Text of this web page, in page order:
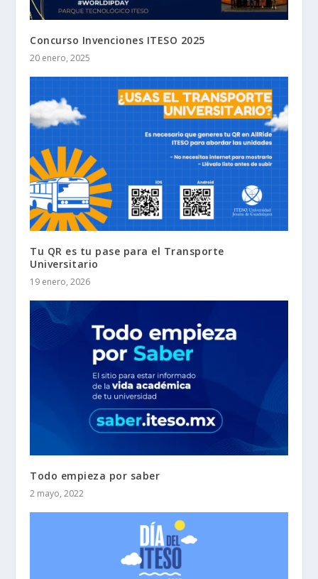
Concurso Invenciones ITESO 2025
20 enero, 2025
Tu QR es tu pase para el Transporte
Universitario
19 enero, 2026
Todo empieza por saber
2 mayo, 2022